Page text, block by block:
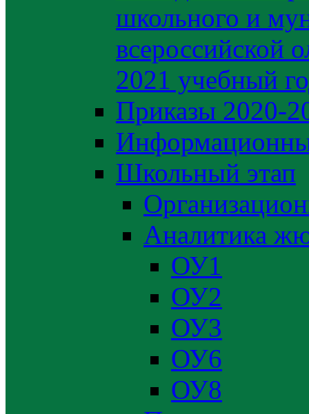
школьного и
всероссийской
2021 учебный
Приказы 2020-
Школьный этап
Аналитика
ОУ1
ОУ2
ОУ3
ОУ6
ОУ8